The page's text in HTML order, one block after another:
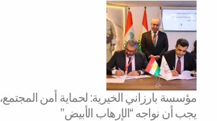
مؤسسة بارزاني الخيرية: لحماية أمن المجتمع،
يجب أن نواجه “الإرهاب الأبيض”